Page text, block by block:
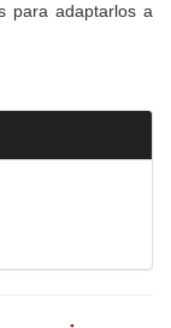
para adaptarlos a